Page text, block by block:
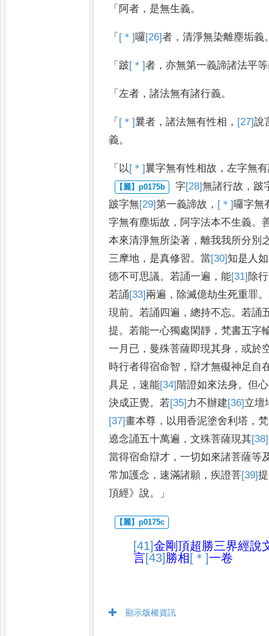
「 阿者 ， 是無生義。
「 [＊]囉[26]者 ，清淨無染離塵垢義
「 跛[＊]者 ，亦無第一義諦諸法平
「左者 ，諸法無有諸行義。
「 [＊]曩者 ，諸法無有性相 ， [27]說
義。
「 以[＊]曩字無有性相故 ，左字無
字[28]無諸行故 ， 跛
跛字無[29]第一義諦故 ， [＊]囉字無
字無有塵垢故 ， 阿字法本不生義。
本來清淨無所染著 ，離我我所分別
三摩地 ， 是真修習。當[30]知是人如
德不可思議。若誦一遍 ，能[31] 除行
若誦[33] 兩遍 ， 除滅億劫生死重罪。
現前。若誦四遍 ，總持不忘。若誦
提。若能一心獨處閑靜 ，梵書五字
一月已 ， 曼殊菩薩即現其身 ，或於
時行者得宿命智 ，辯才無礙神足自
具足 ，速能[34] 階證如來法身。但
決成正覺。若[35] 力不辦建[36] 立壇
[37]畫本尊 ， 以用香泥塗舍利塔 ，
遶念誦五十萬遍 ，文殊菩薩現其[38]
當得宿命辯才 ，一切如來諸菩薩等
常加護念 ，速滿諸願 ，疾證菩[39]提
頂經》說。」
[41]金剛頂超勝三界經說
言[43] 勝相 [＊]一卷
顯示版權資訊